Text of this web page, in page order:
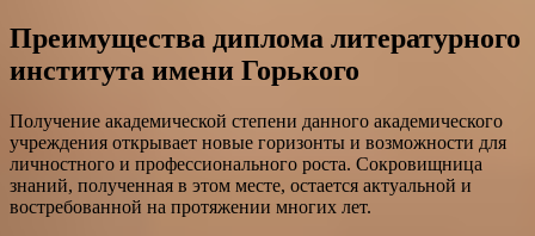
Преимущества диплома литературного
института имени Горького
Получение академической степени данного академического
учреждения открывает новые горизонты и возможности для
личностного и профессионального роста. Сокровищница
знаний, полученная в этом месте, остается актуальной и
востребованной на протяжении многих лет.